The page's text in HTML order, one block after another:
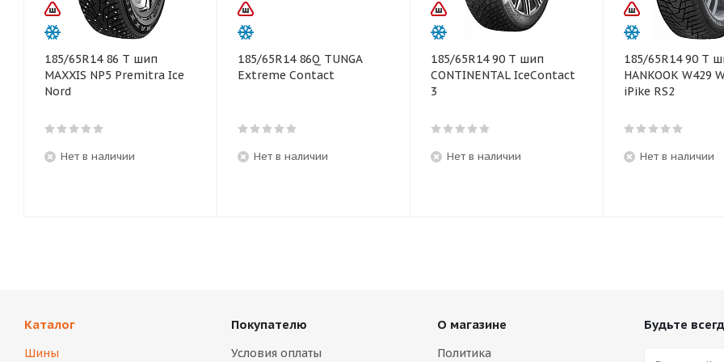
185/65R14 86 T шип
MAXXIS NP5 Premitra Ice
Nord
Нет в наличии
185/65R14 86Q TUNGA
Extreme Contact
Нет в наличии
185/65R14 90 T шип
CONTINENTAL IceContact
3
Нет в наличии
185/65R14 90 T
HANKOOK W429
iPike RS2
Нет в наличии
Каталог
Шины
Покупателю
Условия оплаты
О магазине
Политика
Будьте